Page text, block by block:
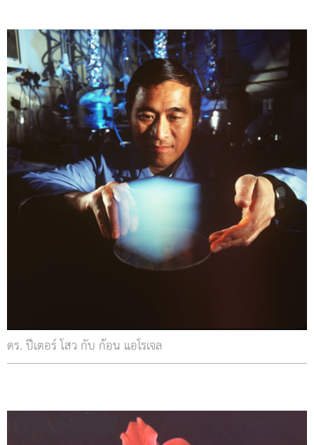
ดร. ปีเตอร์ โสว กับ ก้อน แอโรเจล